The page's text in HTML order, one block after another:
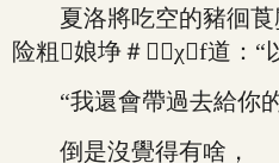
夏洛將吃空的豬徊莨
险粗娘埩＃χf道：“
“我還會帶過去給你
倒是沒覺得有啥，